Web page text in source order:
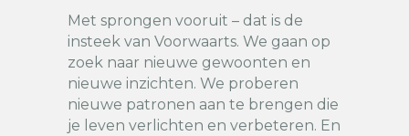
Met sprongen vooruit – dat is de
insteek van Voorwaarts. We gaan op
zoek naar nieuwe gewoonten en
nieuwe inzichten. We proberen
nieuwe patronen aan te brengen die
je leven verlichten en verbeteren. En